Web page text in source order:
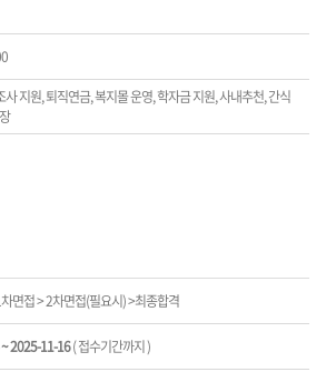
지원, 퇴직연금, 복지몰 운영, 학자금 지원, 사내추천, 간식
면접 > 2차면접(필요시) >최종합격
2025-11-16( 접수기간까지 )